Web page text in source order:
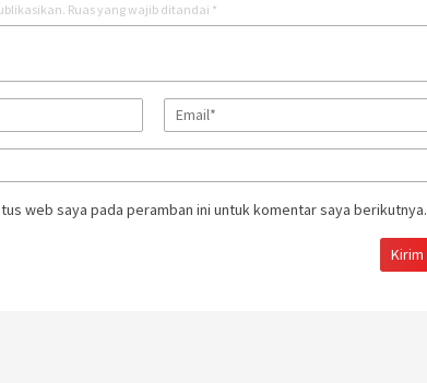
Ruas yang wajib ditandai *
web saya pada peramban ini untuk komentar saya berikutnya.